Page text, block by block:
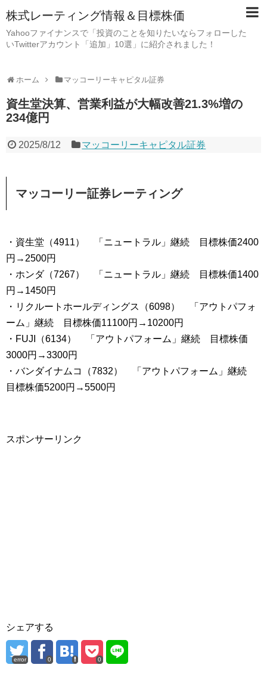
株式レーティング情報＆目標株価
Yahooファイナンスで「投資のことを知りたいならフォローした
いTwitterアカウント「追加」10選」に紹介されました！
ホーム マッコーリーキャピタル証券
資生堂決算、営業利益が大幅改善21.3%増の
234億円
2025/8/12 マッコーリーキャピタル証券
マッコーリー証券レーティング
・資生堂（4911） 「ニュートラル」継続 目標株価2400
円→2500円
・ホンダ（7267） 「ニュートラル」継続 目標株価1400
円→1450円
・リクルートホールディングス（6098） 「アウトパフォ
ーム」継続 目標株価11100円→10200円
・FUJI（6134） 「アウトパフォーム」継続 目標株価
3000円→3300円
・バンダイナムコ（7832） 「アウトパフォーム」継続
目標株価5200円→5500円
スポンサーリンク
シェアする
error 0 0